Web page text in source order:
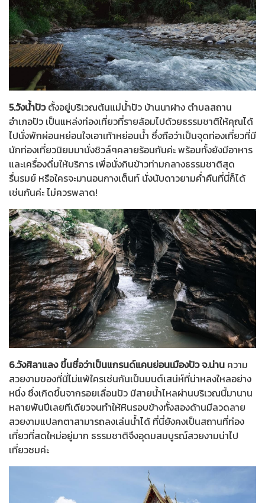
5.วังน้ำปัวตั้งอยู่บริเวณต้นแม่น้ำปัว บ้านนาฝาง ตำบลสถาน
อำเภอปัว เป็นแหล่งท่องเที่ยวที่รายล้อมไปด้วยธรรมชาติให้คุณได้
ไปนั่งพักผ่อนหย่อนใจเอาเท้าหย่อนน้ำ ซึ่งถือว่าเป็นจุดท่องเที่ยวที่มี
นักท่องเที่ยวนิยมมานั่งชิวล์ๆคลายร้อนกันค่ะ พร้อมทั้งยังมีอาหาร
และเครื่องดื่มให้บริการ เพื่อนั่งกินข้าวท่ามกลางธรรมชาติสุด
รื่นรมย์ หรือใครจะมานอนกางเต็นท์ นั่งนับดาวยามค่ำคืนที่นี่ก็ได้
เช่นกันค่ะ ไม่ควรพลาด!
6.วังศิลาแลงขึ้นชื่อว่าเป็นแกรนด์แคนย่อนเมืองปัว จ.น่าน ความ
สวยงามของที่นี่ไม่แพ้ใครเช่นกันเป็นมนต์เสน่ห์ที่น่าหลงใหลอย่าง
หนึ่ง ซึ่งเกิดขึ้นจากรอยเลื่อนปัว มีสายน้ำไหลผ่านบริเวณนี้มานาน
หลายพันปีเลยทีเดียวจนทำให้หินรอบข้างทั้งสองด้านมีลวดลาย
สวยงามแปลกตาสามารถลงเล่นน้ำได้ ที่นี่ยังคงเป็นสถานที่ท่อง
เที่ยวที่สดใหม่อยู่มาก ธรรมชาติจึงอุดมสมบูรณ์สวยงามน่าไป
เที่ยวชมค่ะ